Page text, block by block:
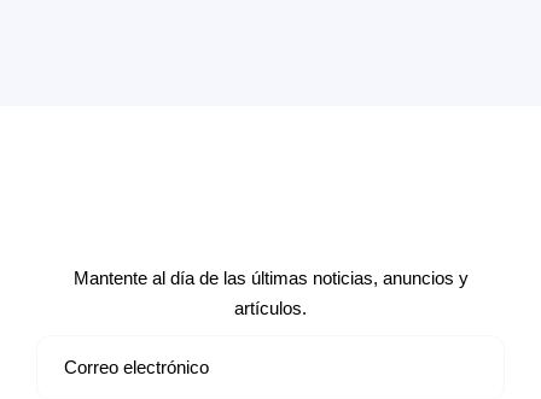
Mantente al día de las últimas noticias, anuncios y
artículos.